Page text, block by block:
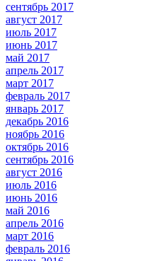
сентябрь 2017
август 2017
июль 2017
июнь 2017
май 2017
апрель 2017
март 2017
февраль 2017
январь 2017
декабрь 2016
ноябрь 2016
октябрь 2016
сентябрь 2016
август 2016
июль 2016
июнь 2016
май 2016
апрель 2016
март 2016
февраль 2016